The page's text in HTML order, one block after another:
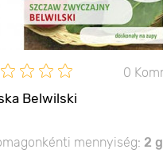
0
Belwilski
mennyiség: 2 g